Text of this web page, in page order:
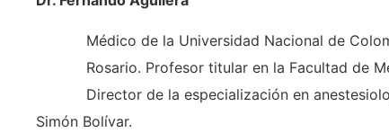
Médico de la Universidad Nacional de
Rosario. Profesor titular en la Facultad de
Director de la especialización en
Simón Bolívar.